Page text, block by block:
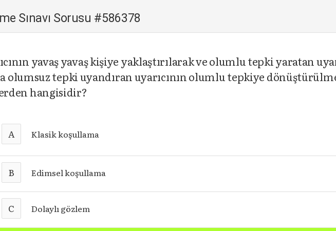
Sınavı Sorusu #586378
yavaş yavaş kişiye yaklaştırılarak ve olumlu tepki yaratan
olumsuz tepki uyandıran uyarıcının olumlu tepkiye
hangisidir?
A Klasik koşullama
B Edimsel koşullama
C Dolaylı gözlem